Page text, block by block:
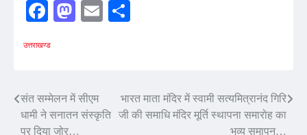
Facebook
Mastodon
Email
उत्तराखण्ड
Post
navigation
संत सम्मेलन में सीएम
धामी ने सनातन संस्कृति
पर दिया जोर…
भारत माता मंदिर में स्वामी सत्यमित्रानंद गिरि
जी की समाधि मंदिर मूर्ति स्थापना समारोह का
भव्य समापन…